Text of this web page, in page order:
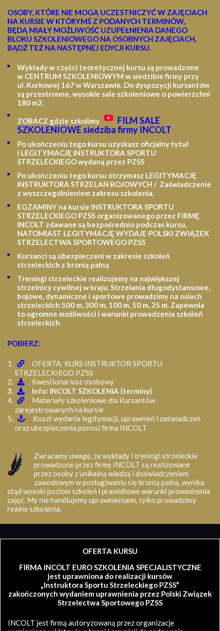
OSOBY, KTÓRE NIE MOGĄ UCZESTNICZYĆ W ZAJĘCIACH
NA KURSIE W KTÓRYMŚ Z PODANYCH TERMINÓW,
BĘDĄ MIAŁY MOŻLIWOŚĆ UZUPEŁNIENIA DANEGO
BLOKU SZKOLENIOWEGO NA OSOBNYCH ZAJĘCIACH,
BĄDŹ TEŻ NA NASTĘPNEJ EDYCJI KURSU.
Wykłady w części teoretycznej kursu są prowadzone
w CENTRUM SZKOLENIOWYM w siedzibie firmy przy
ul. Korkowej 167 w Warszawie. Do dyspozycji kursantów
są przestronne, wysokie sale szkoleniowe o powierzchni
180 m2.
ZOBACZ gdzie szkolimy
FILM SALE
SZKOLENIOWE siedziba firmy INCOLT
Po ukończeniu tego kursu uzyskasz oficjalny tytuł
i LEGITYMACJĘ INSTRUKTORA SPORTU
STRZELECKIEGO wydaną przez PZSS
Po ukończeniu tego kursu otrzymasz LEGITYMACJĘ
INSTRUKTORA STRZELAŃ BOJOWYCH / Zaświadczenie
z wyszczególnieniem zakresu szkolenia.
EGZAMINY na kursie INSTRUKTORA SPORTU
STRZELECKIEGO PZSS organizowanego przez FIRMĘ
INCOLT zdawane są bezpośrednio podczas kursu,
NATOMIAST LEGITYMACJĘ WYDAJE POLSKI ZWIĄZEK
STRZELECTWA SPORTOWEGO PZSS
Kursanci są ubezpieczeni w zakresie szkoleń
strzeleckich z bronią palną
Treningi strzeleckie realizujemy na największej
strzelnicy cywilnej w kraju. Strzelania długodystansowe,
bojowe, dynamiczne i sportowe prowadzimy na osiach
strzeleckich 500 m, 300 m, 100 m, 50 m, 25 m. Zapewnia
to ogromne możliwości i warunki prowadzenia szkoleń
strzeleckich
POBIERZ:
OFERTA: KURS INSTRUKTOR SPORTU
STRZELECKIEGO PZSS
Kwestionariusz osobowy
Info: INCOLT SZKOLENIA (terminy)
Materiały szkoleniowe dla Kursantów
zarejestrowanych na kursie
Koszt wydania legitymacji, uprawnień i zaświadczeń
oraz ubezpieczenia ponosi firma INCOLT
Zwracamy uwagę, że wykłady i treningi strzeleckie
prowadzone przez firmę INCOLT są realizowane
przez osoby z unikalną wiedzą i doświadczeniem
zawodowym w posługiwaniu się bronią palną, wynika
stąd wysoki poziom szkoleń i prawidłowe warunki prowadzenia
zajęć. My nie handlujemy uprawnieniami, tylko prowadzimy
realne szkolenia.
OFERTA KURSU
FIRMA INCOLT EURO SZKOLENIA SPECJALISTYCZNE
jest uprawniona do realizacji kursów
„Instruktora Sportu Strzeleckiego PZSS”
zakończonych wydaniem uprawnienia przez Polski Związek
Strzelectwa Sportowego PZSS
INCOLT jest firmą autoryzowaną przez organizacje